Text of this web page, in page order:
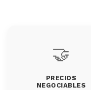
🤝
PRECIOS
NEGOCIABLES